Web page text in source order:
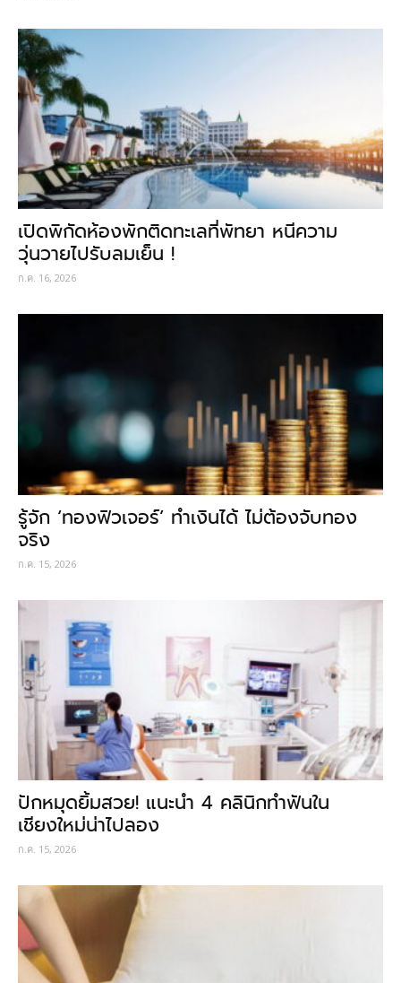
เปิดพิกัดห้องพักติดทะเลที่พัทยา หนีความ
วุ่นวายไปรับลมเย็น !
ก.ค. 16, 2026
รู้จัก ‘ทองฟิวเจอร์’ ทำเงินได้ ไม่ต้องจับทอง
จริง
ก.ค. 15, 2026
ปักหมุดยิ้มสวย! แนะนำ 4 คลินิกทำฟันใน
เชียงใหม่น่าไปลอง
ก.ค. 15, 2026